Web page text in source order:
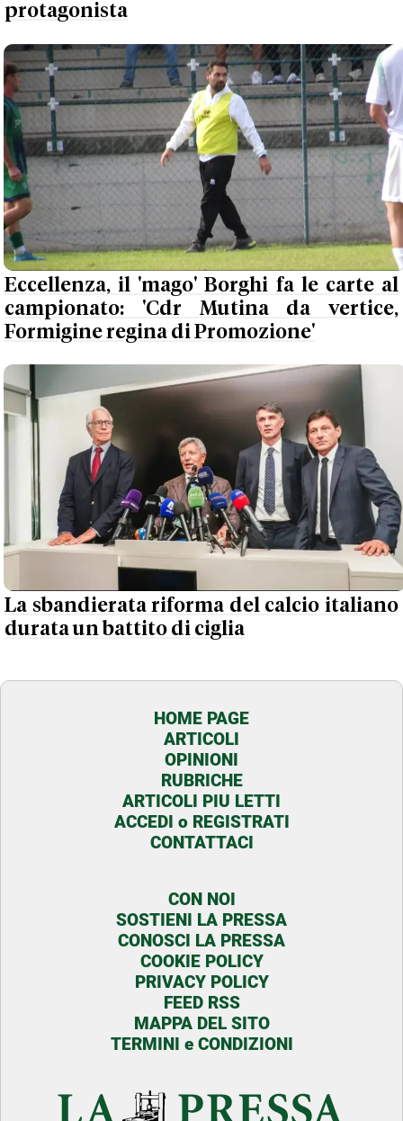
protagonista
Eccellenza, il 'mago' Borghi fa le carte al
campionato: 'Cdr Mutina da vertice,
Formigine regina di Promozione'
La sbandierata riforma del calcio italiano
durata un battito di ciglia
HOME PAGE
ARTICOLI
OPINIONI
RUBRICHE
ARTICOLI PIU LETTI
ACCEDI o REGISTRATI
CONTATTACI
CON NOI
SOSTIENI LA PRESSA
CONOSCI LA PRESSA
COOKIE POLICY
PRIVACY POLICY
FEED RSS
MAPPA DEL SITO
TERMINI e CONDIZIONI